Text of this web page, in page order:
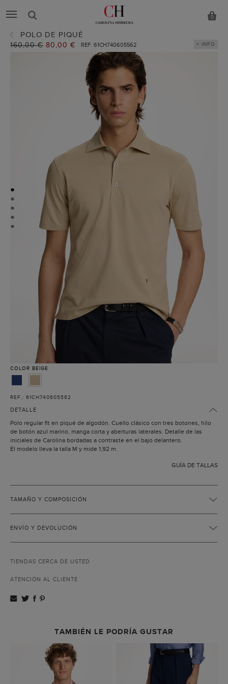
0
POLO DE PIQUÉ
Precio
160,00 € Precio
80,00 € REF. 61CH740605562 + INFO
●
●
●
●
●
COLOR BEIGE
REF.: 61CH740605562
DETALLE
Polo regular fit en piqué de algodón. Cuello clásico con tres botones, hilo
de botón azul marino, manga corta y aberturas laterales. Detalle de las
iniciales de Carolina bordadas a contraste en el bajo delantero.
El modelo lleva la talla M y mide 1,92 m.
GUÍA DE TALLAS
TAMAÑO Y COMPOSICIÓN
ENVÍO Y DEVOLUCIÓN
TIENDAS CERCA DE USTED
ATENCIÓN AL CLIENTE
TAMBIÉN LE PODRÍA GUSTAR